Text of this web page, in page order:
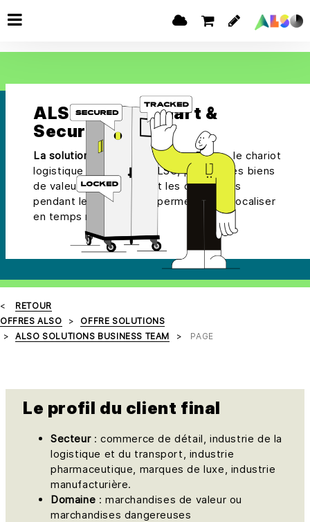
ALSO Dolly+ Smart &
Secure Trolley
La solution en quelques mots :Dolly+, le chariot
logistique intelligent d'ALSO, protège les biens
de valeur contre le vol et les dommages
pendant le transport et permet de les localiser
en temps réel.
RETOUR
OFFRES ALSO
OFFRE SOLUTIONS
ALSO SOLUTIONS BUSINESS TEAM
PAGE
Le profil du client final
Secteur: commerce de détail, industrie de la
logistique et du transport, industrie
pharmaceutique, marques de luxe, industrie
manufacturière.
Domaine : marchandises de valeur ou
marchandises dangereuses